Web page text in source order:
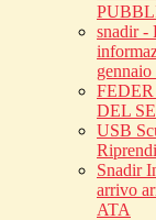
snadir -
DEL
USB
Snadir
arrivo
ATA